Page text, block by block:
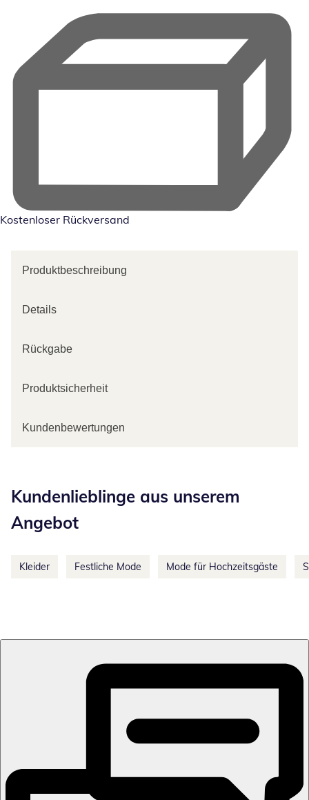
Kostenloser Rückversand
Produktbeschreibung
Details
Rückgabe
Produktsicherheit
Kundenbewertungen
Kundenlieblinge aus unserem
Angebot
Kleider Festliche Mode Mode für Hochzeitsgäste